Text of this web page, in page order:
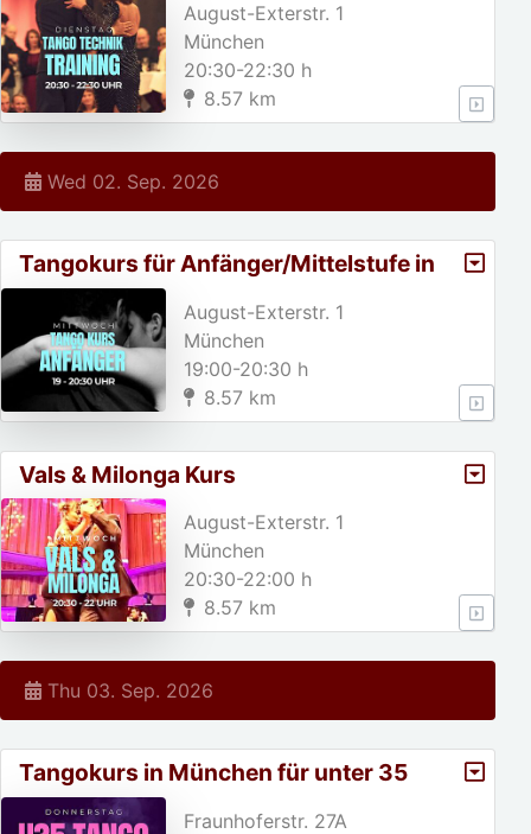
August-Exterstr. 1
München
20:30-22:30 h
8.57 km
Wed 02. Sep. 2026
Tangokurs für Anfänger/Mittelstufe in
München
August-Exterstr. 1
München
19:00-20:30 h
8.57 km
Vals & Milonga Kurs
August-Exterstr. 1
München
20:30-22:00 h
8.57 km
Thu 03. Sep. 2026
Tangokurs in München für unter 35
jährige!
Fraunhoferstr. 27A